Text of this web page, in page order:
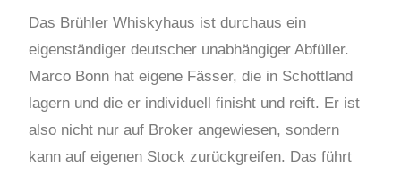
Das Brühler Whiskyhaus ist durchaus ein
eigenständiger deutscher unabhängiger Abfüller.
Marco Bonn hat eigene Fässer, die in Schottland
lagern und die er individuell finisht und reift. Er ist
also nicht nur auf Broker angewiesen, sondern
kann auf eigenen Stock zurückgreifen. Das führt